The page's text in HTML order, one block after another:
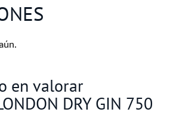
en valorar
DRY GIN 750